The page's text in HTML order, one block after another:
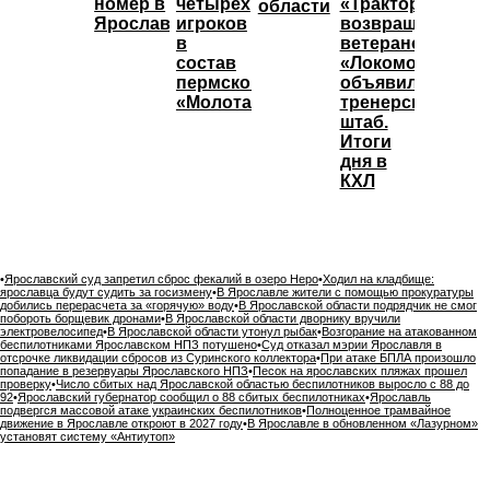
номер в
Ярославле
четырёх
игроков
в
состав
пермского
«Молота»
области «Трактор»
возвращает
ветеранов,
«Локомотив»
объявил
тренерский
штаб.
Итоги
дня в
КХЛ
•Ярославский суд запретил сброс фекалий в озеро Неро•Ходил на кладбище:
ярославца будут судить за госизмену•В Ярославле жители с помощью прокуратуры
добились перерасчета за «горячую» воду•В Ярославской области подрядчик не смог
побороть борщевик дронами•В Ярославской области дворнику вручили
электровелосипед•В Ярославской области утонул рыбак•Возгорание на атакованном
беспилотниками Ярославском НПЗ потушено•Суд отказал мэрии Ярославля в
отсрочке ликвидации сбросов из Суринского коллектора•При атаке БПЛА произошло
попадание в резервуары Ярославского НПЗ•Песок на ярославских пляжах прошел
проверку•Число сбитых над Ярославской областью беспилотников выросло с 88 до
92•Ярославский губернатор сообщил о 88 сбитых беспилотниках•Ярославль
подвергся массовой атаке украинских беспилотников•Полноценное трамвайное
движение в Ярославле откроют в 2027 году•В Ярославле в обновленном «Лазурном»
установят систему «Антиутоп»